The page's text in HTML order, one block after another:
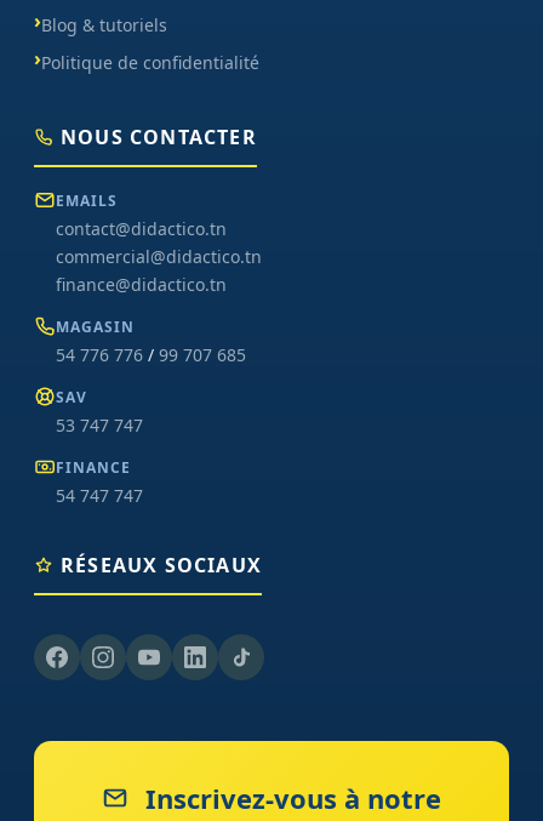
Blog & tutoriels
Politique de confidentialité
NOUS CONTACTER
EMAILS
contact@didactico.tn
commercial@didactico.tn
finance@didactico.tn
MAGASIN
54 776 776 / 99 707 685
SAV
53 747 747
FINANCE
54 747 747
RÉSEAUX SOCIAUX
Inscrivez-vous à notre